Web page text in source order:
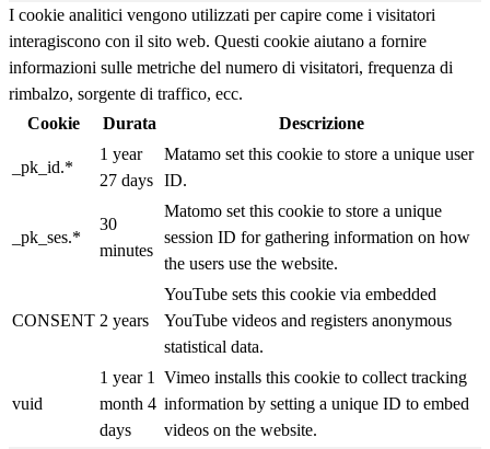
I cookie analitici vengono utilizzati per capire come i visitatori
interagiscono con il sito web. Questi cookie aiutano a fornire
informazioni sulle metriche del numero di visitatori, frequenza di
rimbalzo, sorgente di traffico, ecc.
Cookie
Durata Descrizione
_pk_id.*
1 year
27 days
Matamo set this cookie to store a unique user
ID.
_pk_ses.*
30
minutes
Matomo set this cookie to store a unique
session ID for gathering information on how
the users use the website.
CONSENT 2 years
YouTube sets this cookie via embedded
YouTube videos and registers anonymous
statistical data.
vuid
1 year 1
month 4
days
Vimeo installs this cookie to collect tracking
information by setting a unique ID to embed
videos on the website.